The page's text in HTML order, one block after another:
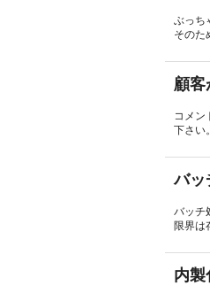
ぶっち
そのた
顧客
コメン
下さい
バッ
バッチ
限界は
内製